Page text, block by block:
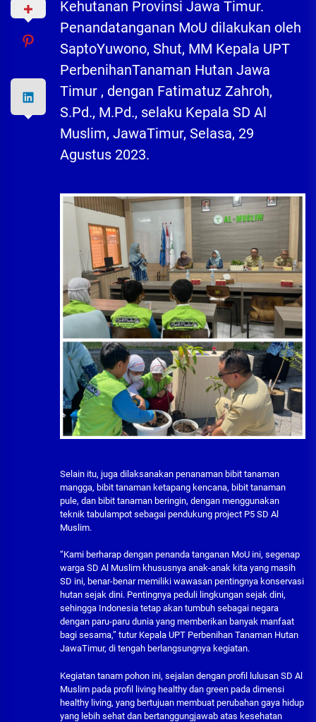
Kehutanan Provinsi Jawa Timur.
Penandatanganan MoU dilakukan oleh
SaptoYuwono, Shut, MM Kepala UPT
PerbenihanTanaman Hutan Jawa
Timur , dengan Fatimatuz Zahroh,
S.Pd., M.Pd., selaku Kepala SD Al
Muslim, JawaTimur, Selasa, 29
Agustus 2023.
Selain itu, juga dilaksanakan penanaman bibit tanaman
mangga, bibit tanaman ketapang kencana, bibit tanaman
pule, dan bibit tanaman beringin, dengan menggunakan
teknik tabulampot sebagai pendukung project P5 SD Al
Muslim.
“Kami berharap dengan penanda tanganan MoU ini, segenap
warga SD Al Muslim khususnya anak-anak kita yang masih
SD ini, benar-benar memiliki wawasan pentingnya konservasi
hutan sejak dini. Pentingnya peduli lingkungan sejak dini,
sehingga Indonesia tetap akan tumbuh sebagai negara
dengan paru-paru dunia yang memberikan banyak manfaat
bagi sesama,” tutur Kepala UPT Perbenihan Tanaman Hutan
JawaTimur, di tengah berlangsungnya kegiatan.
Kegiatan tanam pohon ini, sejalan dengan profil lulusan SD Al
Muslim pada profil living healthy dan green pada dimensi
healthy living, yang bertujuan membuat perubahan gaya hidup
yang lebih sehat dan bertanggungjawab atas kesehatan